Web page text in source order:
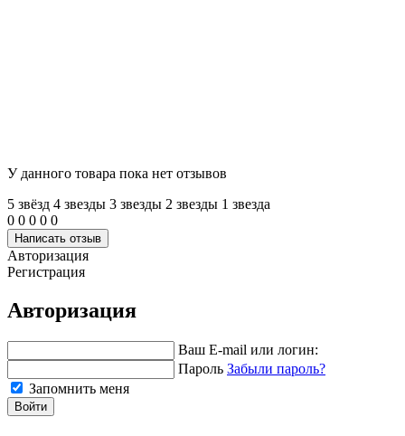
У данного товара пока нет отзывов
5 звёзд 4 звeзды 3 звeзды 2 звeзды 1 звeзда
0 0 0 0 0
Написать отзыв
Авторизация
Регистрация
Авторизация
Ваш E-mail или логин:
Пароль Забыли пароль?
Запомнить меня
Войти